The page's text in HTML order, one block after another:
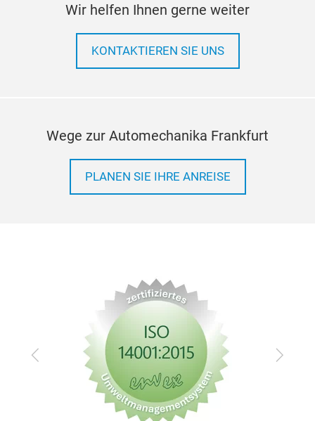
Wir helfen Ihnen gerne weiter
KONTAKTIEREN SIE UNS
Wege zur Automechanika Frankfurt
PLANEN SIE IHRE ANREISE
Zurück Vor